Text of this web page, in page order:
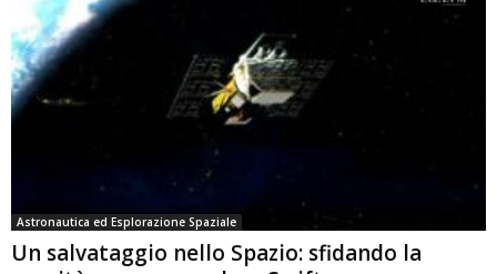
Astronautica ed Esplorazione Spaziale
Un salvataggio nello Spazio: sfidando la